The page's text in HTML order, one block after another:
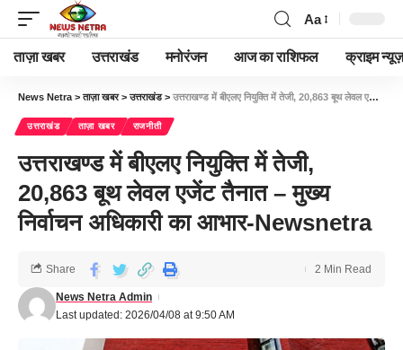
Aa
ताज़ा खबर उत्तराखंड मनोरंजन आज का राशिफल क्राइम न्यूज़
News Netra >ताज़ा खबर>उत्तराखंड> उत्तराखण्ड में बीएलए नियुक्ति में तेजी, 20,863 बूथ लेवल एजेंट तैनात – मुख्य निर्वाचन अधिकारी का आभार-Newsnetra
उत्तराखंड ताज़ा खबर राजनीती
उत्तराखण्ड में बीएलए नियुक्ति में तेजी,
20,863 बूथ लेवल एजेंट तैनात – मुख्य
निर्वाचन अधिकारी का आभार-Newsnetra
Last updated: 2026/04/08 at 9:50 AM
News Netra Admin
Share 2 Min Read